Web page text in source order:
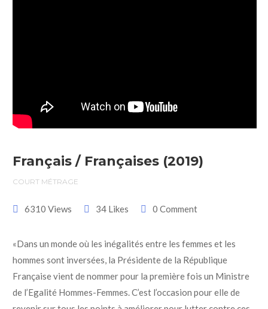
Français / Françaises (2019)
COURT MÉTRAGE
6310 Views 34 Likes 0 Comment
«Dans un monde où les inégalités entre les femmes et les
hommes sont inversées, la Présidente de la République
Française vient de nommer pour la première fois un Ministre
de l’Egalité Hommes-Femmes. C’est l’occasion pour elle de